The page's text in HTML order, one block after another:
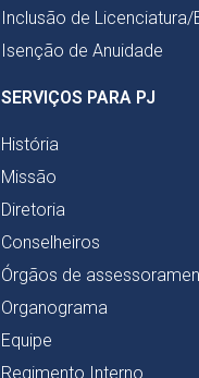
Inclusão de
Isenção de Anuidade
SERVIÇOS PARA PJ
História
Missão
Diretoria
Conselheiros
Órgãos de
Organograma
Equipe
Regimento Interno